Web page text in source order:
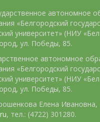
автономное
«Белгородский
университет» (НИУ
ул. Победы, 85.
автономное
«Белгородский
университет» (НИУ
ул. Победы, 85.
Елена Ивановна,
, тел.: (4722) 301280.